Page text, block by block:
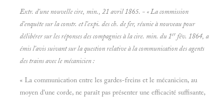
Extr. d'une nouvelle cire, min., 21 avril 1865. - « La commission
d'enquête sur la constr. et l'expi. des ch. de fer, réunie à nouveau pour
délibérer sur les réponses des compagnies à la cire. min. du 1er fév. 1864, a
émis l'avis suivant sur la question relative à la communication des agents
des trains avec le mécanicien :
« La communication entre les gardes-freins et le mécanicien, au
moyen d'une corde, ne paraît pas présenter une efficacité suffisante,